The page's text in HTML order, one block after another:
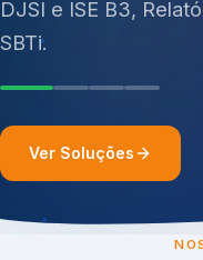
Ver Soluções